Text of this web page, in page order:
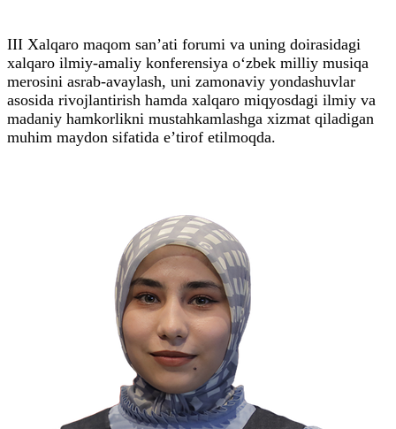
III Xalqaro maqom san’ati forumi va uning doirasidagi
xalqaro ilmiy-amaliy konferensiya o‘zbek milliy musiqa
merosini asrab-avaylash, uni zamonaviy yondashuvlar
asosida rivojlantirish hamda xalqaro miqyosdagi ilmiy va
madaniy hamkorlikni mustahkamlashga xizmat qiladigan
muhim maydon sifatida e’tirof etilmoqda.